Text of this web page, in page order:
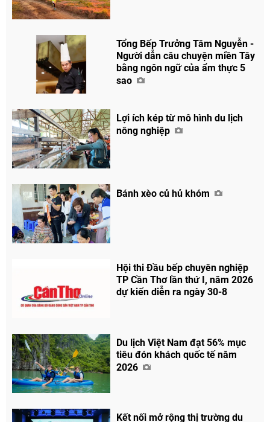
Tổng Bếp Trưởng Tâm Nguyễn -
Người dẫn câu chuyện miền Tây
bằng ngôn ngữ của ẩm thực 5
sao
Lợi ích kép từ mô hình du lịch
nông nghiệp
Bánh xèo củ hủ khóm
Hội thi Đầu bếp chuyên nghiệp
TP Cần Thơ lần thứ I, năm 2026
dự kiến diễn ra ngày 30-8
Du lịch Việt Nam đạt 56% mục
tiêu đón khách quốc tế năm
2026
Kết nối mở rộng thị trường du